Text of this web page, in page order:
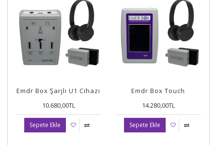
Emdr Box Şarjlı U1 Cihazı
10.680,00TL
Sepete Ekle
Emdr Box Touch
14.280,00TL
Sepete Ekle